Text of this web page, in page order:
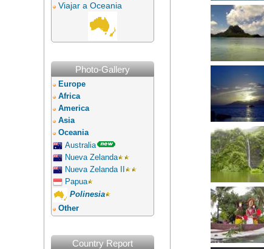
Viajar a Oceania
Photo-Gallery
Europe
Africa
America
Asia
Oceania
Australia
Nueva Zelanda
Nueva Zelanda II
Papua
Polinesia
Other
Country Report